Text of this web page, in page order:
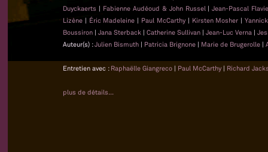
Duyckaerts | Fabienne Audéoud & John Russel |Jean-Pascal
Lizène | Éric Madeleine | Paul McCarthy| Kirsten Mosher |
Boussiron | Jana Sterback | Catherine Sullivan | Jean-Luc Verna |
Auteur(s) :Julien Bismuth | Patricia Brignone | Marie de Brugerolle |
Entretien avec : Raphaëlle Giangreco | Paul McCarthy | Richard
plus de détails...